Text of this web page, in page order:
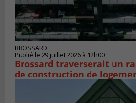
BROSSARD
Publié le 29 juillet 2026 à 12h00
Brossard traverserait un
de construction de